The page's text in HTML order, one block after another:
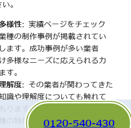
。
様性: 実績ページをチェック
種の制作事例が掲載されてい
ます。成功事例が多い業者
多様なニーズに応えられる力
す。
解度: その業者が関わってきた
識や理解度についても触れて
ります。一見、異なった分野
の特性を理解していることが
0120-540-430